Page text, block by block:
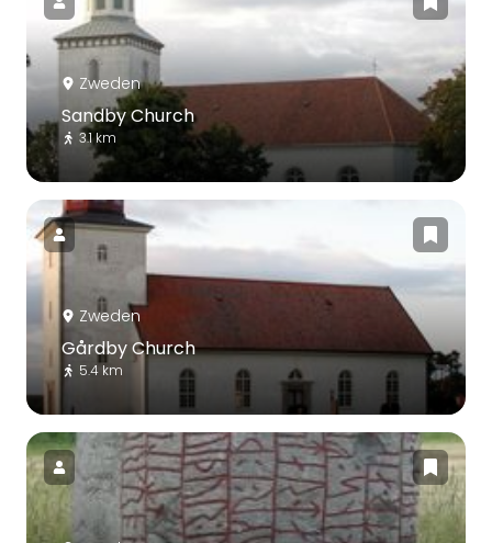
Zweden
Sandby Church
3.1 km
Zweden
Gårdby Church
5.4 km